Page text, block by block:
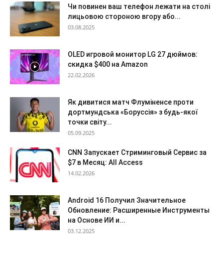
Чи повинен ваш телефон лежати на столі
лицьовою стороною вгору або...
03.08.2025
OLED игровой монитор LG 27 дюймов:
скидка $400 на Amazon
22.02.2026
Як дивитися матч Флуміненсе проти
дортмундська «Боруссія» з будь-якої
точки світу...
05.09.2025
CNN Запускает Стриминговый Сервис за
$7 в Месяц: All Access
14.02.2026
Android 16 Получил Значительное
Обновление: Расширенные Инструменты
на Основе ИИ и...
03.12.2025